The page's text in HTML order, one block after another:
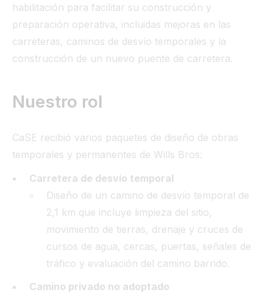
habilitación para facilitar su construcción y
preparación operativa, incluidas mejoras en las
carreteras, caminos de desvío temporales y la
construcción de un nuevo puente de carretera.
Nuestro rol
CaSE recibió varios paquetes de diseño de obras
temporales y permanentes de Wills Bros:
Carretera de desvío temporal
Diseño de un camino de desvío temporal de
2,1 km que incluye limpieza del sitio,
movimiento de tierras, drenaje y cruces de
cursos de agua, cercas, puertas, señales de
tráfico y evaluación del camino barrido.
Camino privado no adoptado